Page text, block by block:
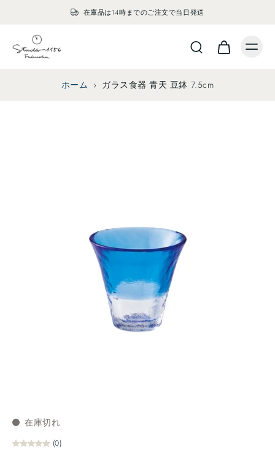
在庫品は14時までのご注文で当日発送
ホーム › ガラス食器 青天 豆鉢 7.5cm
在庫切れ
(0)